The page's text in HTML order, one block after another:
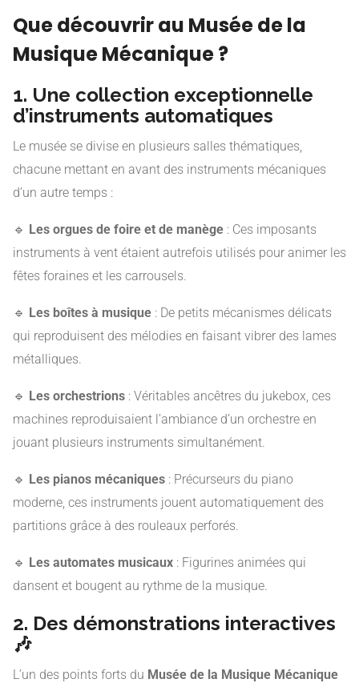
Que découvrir au Musée de la
Musique Mécanique ?
1. Une collection exceptionnelle
d’instruments automatiques
Le musée se divise en plusieurs salles thématiques,
chacune mettant en avant des instruments mécaniques
d’un autre temps :
🔹 Les orgues de foire et de manège : Ces imposants
instruments à vent étaient autrefois utilisés pour animer les
fêtes foraines et les carrousels.
🔹 Les boîtes à musique : De petits mécanismes délicats
qui reproduisent des mélodies en faisant vibrer des lames
métalliques.
🔹 Les orchestrions : Véritables ancêtres du jukebox, ces
machines reproduisaient l’ambiance d’un orchestre en
jouant plusieurs instruments simultanément.
🔹 Les pianos mécaniques : Précurseurs du piano
moderne, ces instruments jouent automatiquement des
partitions grâce à des rouleaux perforés.
🔹 Les automates musicaux : Figurines animées qui
dansent et bougent au rythme de la musique.
2. Des démonstrations interactives
🎶
L’un des points forts du Musée de la Musique Mécanique